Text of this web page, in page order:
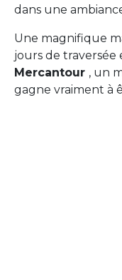
dans une
Une magnifique
jours de traversée
Mercantour , un
gagne vraiment à